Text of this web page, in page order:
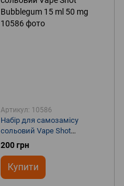
Артикул: 10586
Набір для самозамісу
сольовий Vape Shot
Bubblegum 15 ml 50 mg
200 грн
Купити